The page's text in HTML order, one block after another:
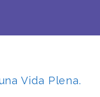
Vida Plena.